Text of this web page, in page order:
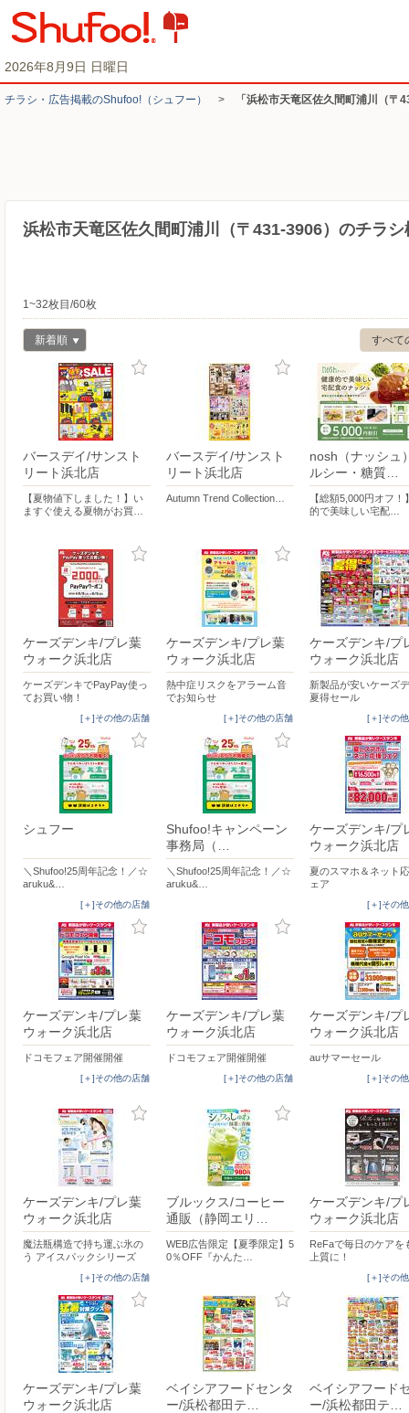
2026年8月9日 日曜日
チラシ・​広告掲載の​Shufoo!​（シュフー） > 「浜松市天竜区佐久間町浦川（
浜松市天竜区佐久間町浦川（〒431-3906）のチラシ
1~32枚目/60枚
すべて
新着順
バースデイ/サンスト
リート浜北店
【夏物値下しました！】い
ますぐ使える夏物がお買…
バースデイ/サンスト
リート浜北店
Autumn Trend Collection…
nosh（ナッシュ
ルシー・糖質…
【総額5,000円オフ！
的で美味しい宅配…
ケーズデンキ/プレ葉
ウォーク浜北店
ケーズデンキでPayPay使っ
てお買い物！
[＋]その他の店舗
ケーズデンキ/プレ葉
ウォーク浜北店
熱中症リスクをアラーム音
でお知らせ
[＋]その他の店舗
ケーズデンキ/プ
ウォーク浜北店
新製品が安いケーズ
夏得セール
[＋]その
シュフー
＼Shufoo!25周年記念！／☆
aruku&…
[＋]その他の店舗
Shufoo!キャンペーン
事務局（…
＼Shufoo!25周年記念！／☆
aruku&…
ケーズデンキ/プ
ウォーク浜北店
夏のスマホ＆ネット
ェア
[＋]その
ケーズデンキ/プレ葉
ウォーク浜北店
ドコモフェア開催開催
[＋]その他の店舗
ケーズデンキ/プレ葉
ウォーク浜北店
ドコモフェア開催開催
[＋]その他の店舗
ケーズデンキ/プ
ウォーク浜北店
auサマーセール
[＋]その
ケーズデンキ/プレ葉
ウォーク浜北店
魔法瓶構造で持ち運ぶ氷の
う アイスパックシリーズ
[＋]その他の店舗
ブルックス/コーヒー
通販（静岡エリ…
WEB広告限定【夏季限定】5
0％OFF『かんた…
ケーズデンキ/プ
ウォーク浜北店
ReFaで毎日のケアを
上質に！
[＋]その
ケーズデンキ/プレ葉
ウォーク浜北店
ベイシアフードセンタ
ー/浜松都田テ…
ベイシアフード
ー/浜松都田テ…